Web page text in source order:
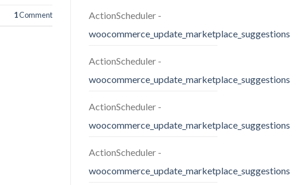
1Comment ActionScheduler-
woocommerce_update_marketplace_suggestions
ActionScheduler-
woocommerce_update_marketplace_suggestions
ActionScheduler-
woocommerce_update_marketplace_suggestions
ActionScheduler-
woocommerce_update_marketplace_suggestions